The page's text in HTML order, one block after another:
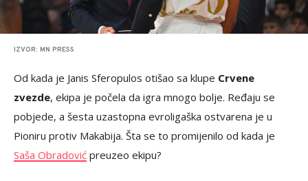
IZVOR: MN PRESS
Od kada je Janis Sferopulos otišao sa klupe Crvene
zvezde, ekipa je počela da igra mnogo bolje. Ređaju se
pobjede, a šesta uzastopna evroligaška ostvarena je u
Pioniru protiv Makabija. Šta se to promijenilo od kada je
Saša Obradović preuzeo ekipu?